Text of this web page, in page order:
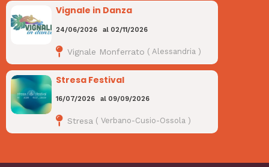
Vignale in Danza
24/06/2026 al 02/11/2026
Vignale Monferrato ( Alessandria )
Stresa Festival
16/07/2026 al 09/09/2026
Stresa ( Verbano-Cusio-Ossola)